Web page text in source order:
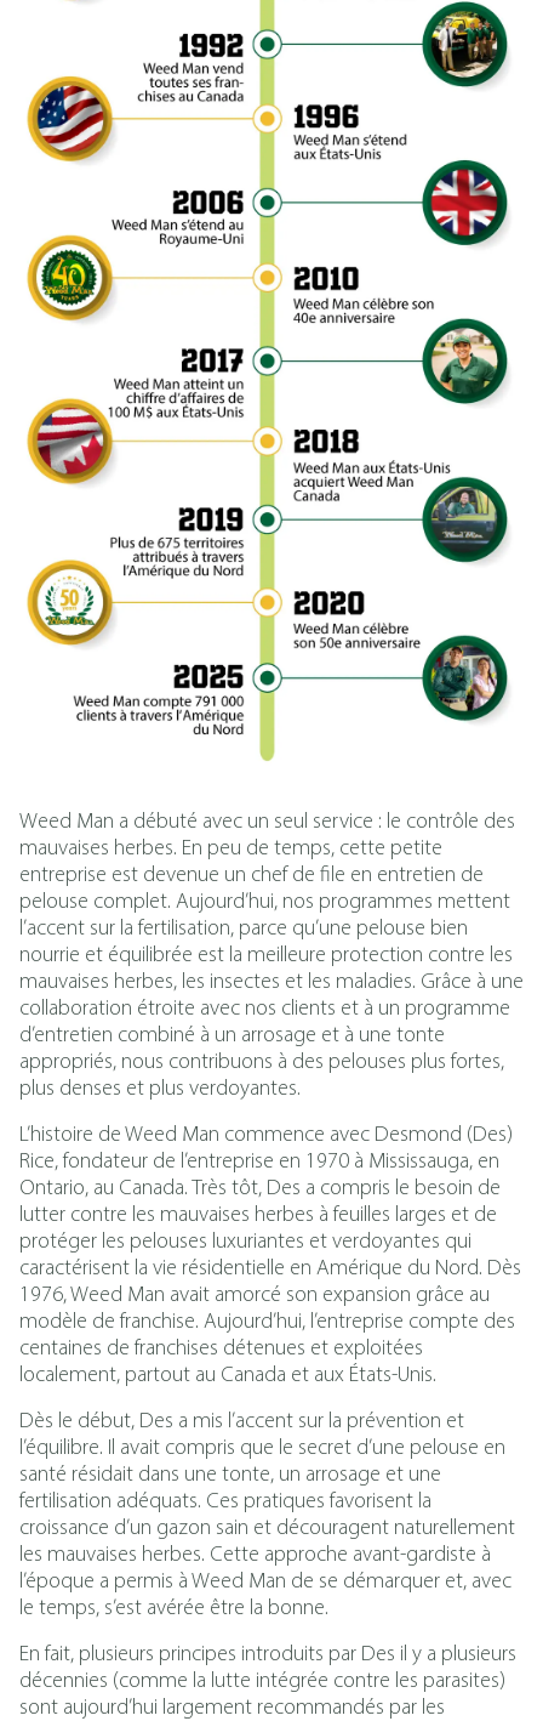
Weed Man a débuté avec un seul service : le contrôle des
mauvaises herbes. En peu de temps, cette petite
entreprise est devenue un chef de file en entretien de
pelouse complet. Aujourd’hui, nos programmes mettent
l’accent sur la fertilisation, parce qu’une pelouse bien
nourrie et équilibrée est la meilleure protection contre les
mauvaises herbes, les insectes et les maladies. Grâce à une
collaboration étroite avec nos clients et à un programme
d’entretien combiné à un arrosage et à une tonte
appropriés, nous contribuons à des pelouses plus fortes,
plus denses et plus verdoyantes.
L’histoire de Weed Man commence avec Desmond (Des)
Rice, fondateur de l’entreprise en 1970 à Mississauga, en
Ontario, au Canada. Très tôt, Des a compris le besoin de
lutter contre les mauvaises herbes à feuilles larges et de
protéger les pelouses luxuriantes et verdoyantes qui
caractérisent la vie résidentielle en Amérique du Nord. Dès
1976, Weed Man avait amorcé son expansion grâce au
modèle de franchise. Aujourd’hui, l’entreprise compte des
centaines de franchises détenues et exploitées
localement, partout au Canada et aux États-Unis.
Dès le début, Des a mis l’accent sur la prévention et
l’équilibre. Il avait compris que le secret d’une pelouse en
santé résidait dans une tonte, un arrosage et une
fertilisation adéquats. Ces pratiques favorisent la
croissance d’un gazon sain et découragent naturellement
les mauvaises herbes. Cette approche avant-gardiste à
l’époque a permis à Weed Man de se démarquer et, avec
le temps, s’est avérée être la bonne.
En fait, plusieurs principes introduits par Des il y a plusieurs
décennies (comme la lutte intégrée contre les parasites)
sont aujourd’hui largement recommandés par les